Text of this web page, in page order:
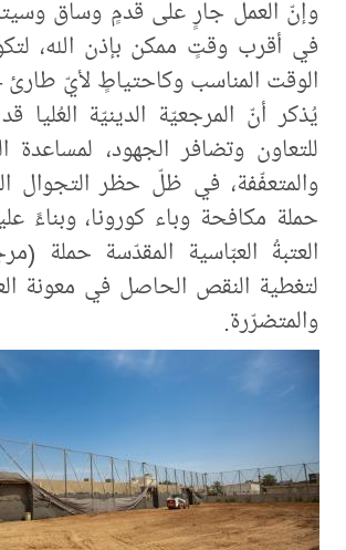
وإنّ العمل جارٍ على قدمٍ وساق وسيتمّ
في أقرب وقتٍ ممكن بإذن الله،
الوقت المناسب وكاحتياطٍ لأيّ طارئ
يُذكر أنّ المرجعيّة الدينيّة العُليا
للتعاون وتضافر الجهود، لمساعدة
والمتعفّفة، في ظلّ حظر التجوال
حملة مكافحة وباء كورونا، وبناءً
العتبةُ العبّاسية المقدّسة حملة
لتغطية النقص الحاصل في معونة
والمتضرّرة.